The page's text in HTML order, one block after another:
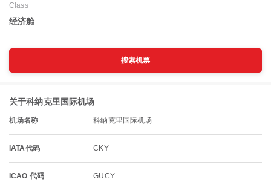
Class
经济舱
搜索机票
关于科纳克里国际机场
机场名称 科纳克里国际机场
IATA代码 CKY
ICAO 代码 GUCY